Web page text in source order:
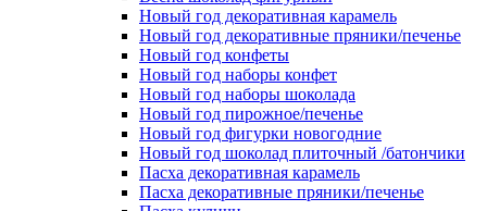
Новый год декоративная карамель
Новый год декоративные пряники/печенье
Новый год конфеты
Новый год наборы конфет
Новый год наборы шоколада
Новый год пирожное/печенье
Новый год фигурки новогодние
Новый год шоколад плиточный /батончики
Пасха декоративная карамель
Пасха декоративные пряники/печенье